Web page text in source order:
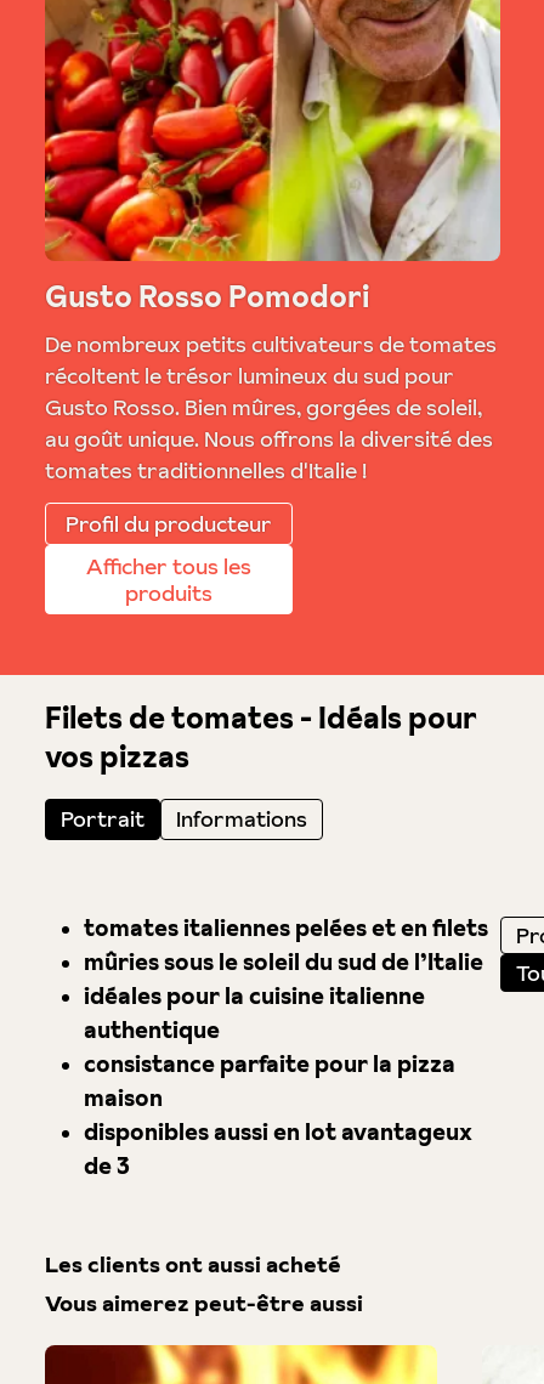
Gusto Rosso Pomodori
De nombreux petits cultivateurs de tomates
récoltent le trésor lumineux du sud pour
Gusto Rosso. Bien mûres, gorgées de soleil,
au goût unique. Nous offrons la diversité des
tomates traditionnelles d'Italie !
Profil du producteur
Afficher tous les
produits
Filets de tomates - Idéals pour
vos pizzas
Portrait Informations
tomates italiennes pelées et en filets
mûries sous le soleil du sud de l’Italie
idéales pour la cuisine italienne
authentique
consistance parfaite pour la pizza
maison
disponibles aussi en lot avantageux
de 3
Les clients ont aussi acheté
Vous aimerez peut-être aussi
Produktgalerie überspringen